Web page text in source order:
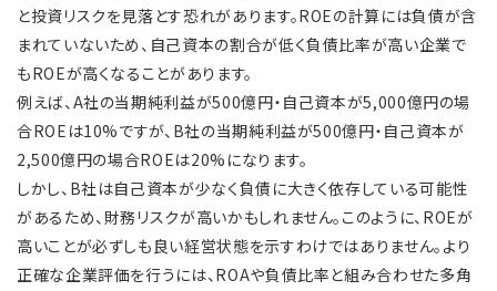
と投資リスクを見落とす恐れがあります。ROEの計算には負債が含
まれていないため、自己資本の割合が低く負債比率が高い企業で
もROEが高くなることがあります。
例えば、A社の当期純利益が500億円・自己資本が5,000億円の場
合ROEは10%ですが、B社の当期純利益が500億円・自己資本が
2,500億円の場合ROEは20%になります。
しかし、B社は自己資本が少なく負債に大きく依存している可能性
があるため、財務リスクが高いかもしれません。このように、ROEが
高いことが必ずしも良い経営状態を示すわけではありません。より
正確な企業評価を行うには、ROAや負債比率と組み合わせた多角